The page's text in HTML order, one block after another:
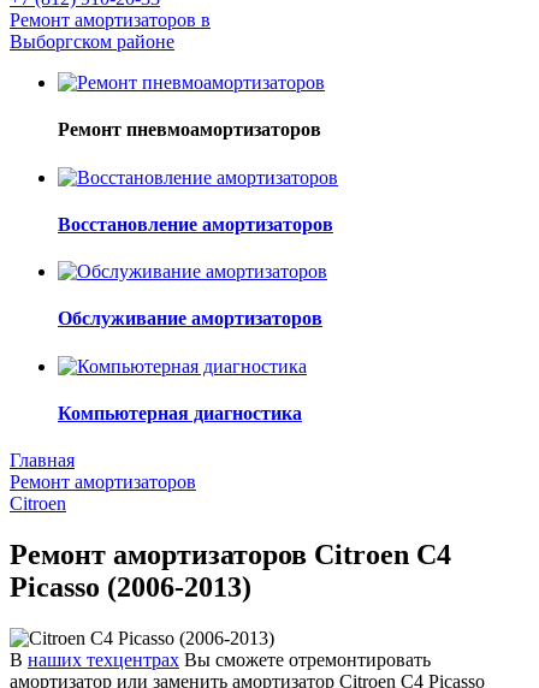
Ремонт амортизаторов в
Выборгском районе
Ремонт пневмоамортизаторов
Восстановление амортизаторов
Обслуживание амортизаторов
Компьютерная диагностика
Главная
Ремонт амортизаторов
Citroen
Ремонт амортизаторов Citroen C4
Picasso (2006-2013)
В наших техцентрах Вы сможете отремонтировать
амортизатор или заменить амортизатор Citroen C4 Picasso